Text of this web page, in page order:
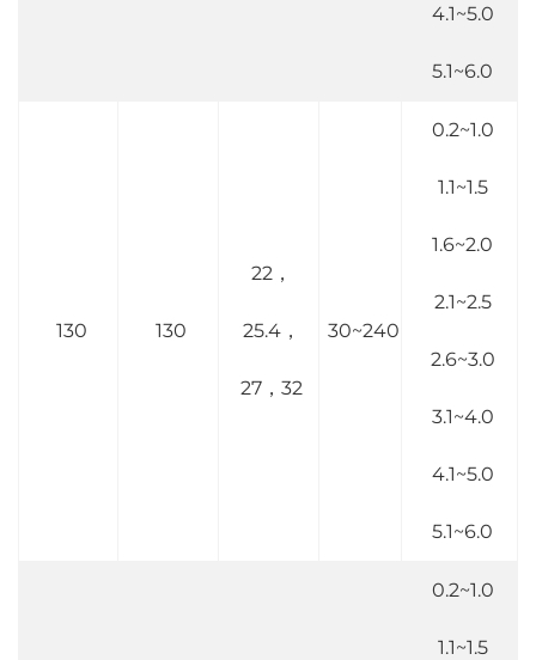
4.1~5.0
5.1~6.0
130 130
22，
25.4，
27，32
30~240
0.2~1.0
1.1~1.5
1.6~2.0
2.1~2.5
2.6~3.0
3.1~4.0
4.1~5.0
5.1~6.0
0.2~1.0
1.1~1.5